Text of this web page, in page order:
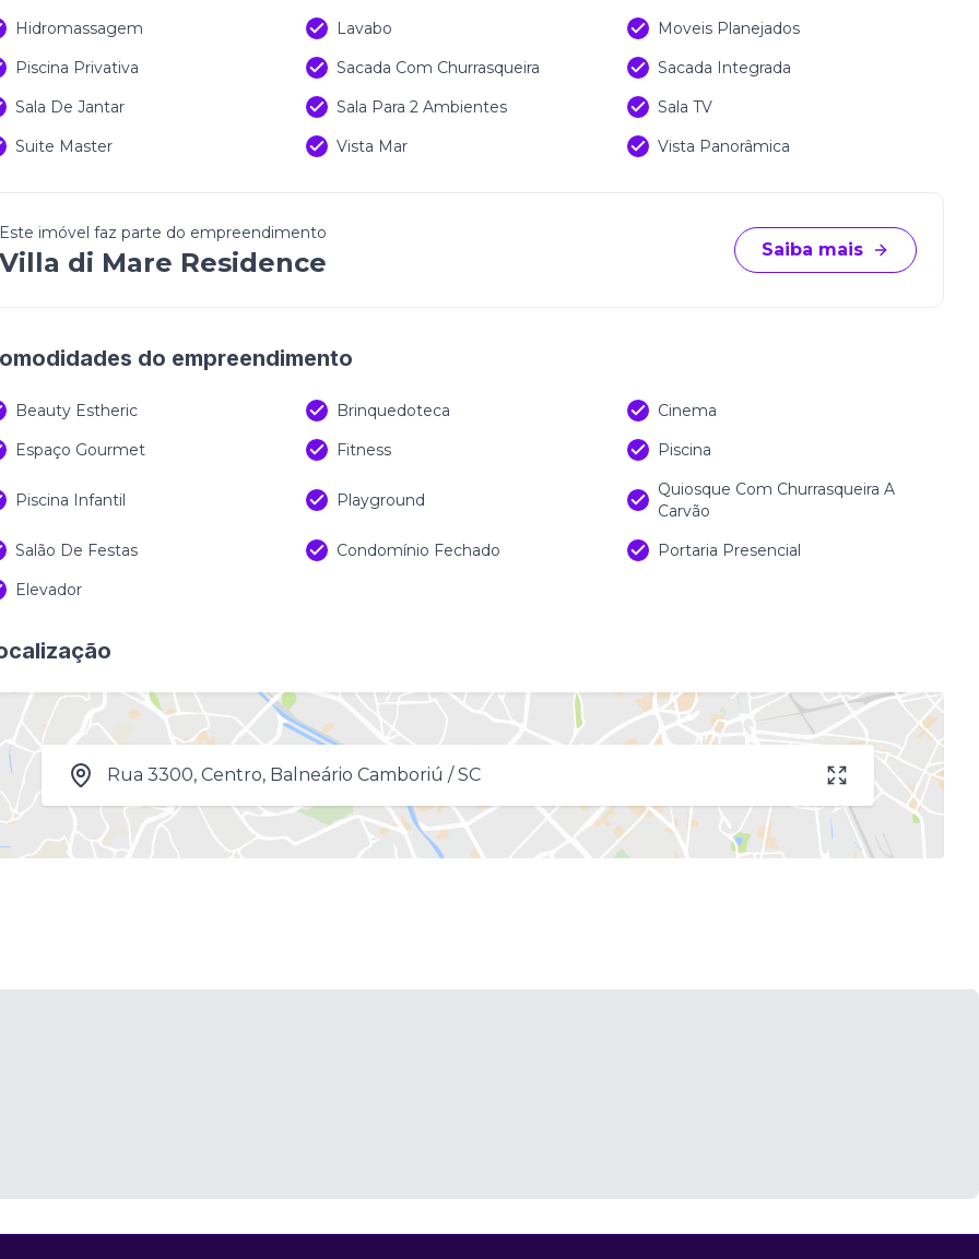
Hidromassagem
Lavabo
Moveis Planejados
Piscina Privativa
Sacada Com Churrasqueira
Sacada Integrada
Sala De Jantar
Sala Para 2 Ambientes
Sala TV
Suite Master
Vista Mar Vista Panorâmica
Este imóvel faz parte do empreendimento
Villa di Mare Residence Saiba mais
do empreendimento
Beauty Estheric Brinquedoteca
Cinema
Espaço Gourmet
Fitness Piscina
Piscina Infantil Playground
Quiosque Com Churrasqueira A
Carvão
Salão De Festas
Condomínio Fechado
Portaria Presencial
Elevador
Rua 3300, Centro, Balneário Camboriú / SC